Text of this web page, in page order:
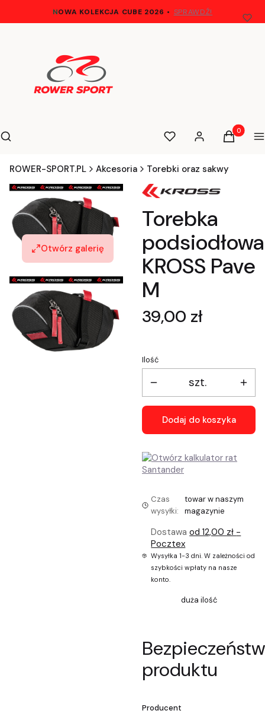
NOWA KOLEKCJA CUBE 2026 • SPRAWDŹ!
Otwórz wyszukiwarkę
Szukaj UlubioneZaloguj sięProdukty
Koszyk
ROWER-SPORT.PL Akcesoria Torebki oraz sakwy
Otwórz galerię
Torebka
podsiodłowa
KROSS Pave
M
Cena
39,00 zł
Ilość
szt.
Dodaj do koszyka
Czas
wysyłki:
towar w naszym
magazynie
Dostawaod 12,00 zł -
Pocztex
Wysyłka 1-3 dni. W zależności od
szybkości wpłaty na nasze
konto.
duża ilość
produktu
Producent